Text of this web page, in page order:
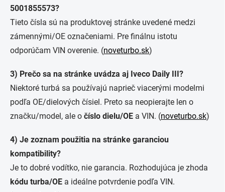
5001855573?
Tieto čísla sú na produktovej stránke uvedené medzi
zámennými/OE označeniami. Pre finálnu istotu
odporúčam VIN overenie. (noveturbo.sk)
3) Prečo sa na stránke uvádza aj Iveco Daily III?
Niektoré turbá sa používajú naprieč viacerými modelmi
podľa OE/dielových čísiel. Preto sa neopierajte len o
značku/model, ale o číslo dielu/OE a VIN. (noveturbo.sk)
4) Je zoznam použitia na stránke garanciou
kompatibility?
Je to dobré vodítko, nie garancia. Rozhodujúca je zhoda
kódu turba/OE a ideálne potvrdenie podľa VIN.